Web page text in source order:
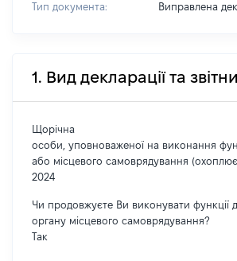
Тип документа: Виправлена
1. Вид декларації та
Щорічна
особи, уповноваженої на виконання
або місцевого самоврядування
2024
Чи продовжуєте Ви виконувати функції
органу місцевого самоврядування?
Так